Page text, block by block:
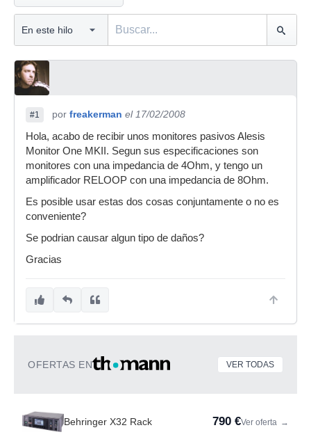
#1 por freakerman el 17/02/2008
Hola, acabo de recibir unos monitores pasivos Alesis
Monitor One MKII. Segun sus especificaciones son
monitores con una impedancia de 4Ohm, y tengo un
amplificador RELOOP con una impedancia de 8Ohm.
Es posible usar estas dos cosas conjuntamente o no es
conveniente?
Se podrian causar algun tipo de daños?
Gracias
OFERTAS EN VER TODAS
Behringer X32 Rack 790 €Ver oferta →